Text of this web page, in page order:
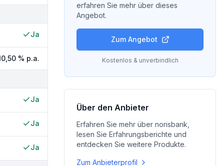
Ja
% p.a.
Ja
Ja
Ja
erfahren Sie mehr über dieses
Angebot.
Zum Angebot
Kostenlos & unverbindlich
Über den Anbieter
Erfahren Sie mehr über norisbank
lesen Sie Erfahrungsberichte und
entdecken Sie weitere Produkte.
Zum Anbieterprofil